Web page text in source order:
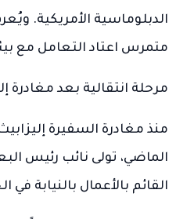
الدبلوماسية الأمريكية.
متمرس اعتاد التعامل مع
مرحلة انتقالية بعد مغادرة
الماضي، تولى نائب رئيس
القائم بالأعمال بالنيابة في